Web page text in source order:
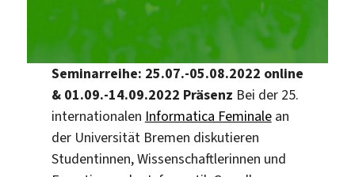
Seminarreihe: 25.07.-05.08.2022 online
& 01.09.-14.09.2022 Präsenz Bei der 25.
internationalen Informatica Feminalean
der Universität Bremen diskutieren
Studentinnen, Wissenschaftlerinnen und